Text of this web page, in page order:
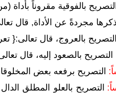
بالفوقية مقروناً بأداة
ذكرها مجردةً عن الأداة, قال
التصريح بالعروج، قال تعالى:{
التصريح بالصعود إليه، قال
التصريح برفعه بعض المخلوقات إليه, قال
التصريح بالعلو المطلق